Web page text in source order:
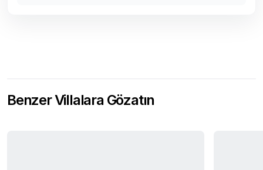
Benzer Villalara Gözatın